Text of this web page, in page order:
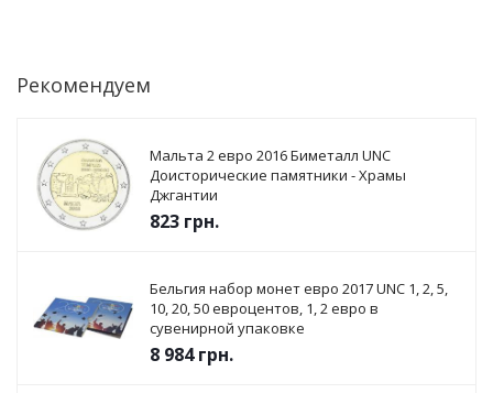
Рекомендуем
Мальта 2 евро 2016 Биметалл UNC
Доисторические памятники - Храмы
Джгантии
823 грн.
Бельгия набор монет евро 2017 UNC 1, 2, 5,
10, 20, 50 евроцентов, 1, 2 евро в
сувенирной упаковке
8 984грн.